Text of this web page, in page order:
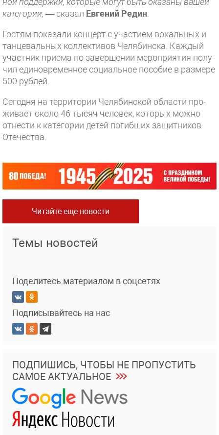
категории, — сказал Евгений Редин
Гостям показали концерт с участием вокальных и
танцевальных коллективов Челябинска. Каждый
участник приема по завершении мероприятия полу­
чил единовременное социальное пособие в размере
500 рублей.
Сегодня на территории Челябинской области про­
живает около 46 тысяч человек, которых можно
отнести к категории детей погибших защитников
Отечества.
Читайте еще новости
Темы новостей
Поделитесь материалом в соцсетях
Подписывайтесь на нас
ПОДПИШИСЬ, ЧТОБЫ НЕ ПРОПУСТИТЬ
САМОЕ АКТУАЛЬНОЕ